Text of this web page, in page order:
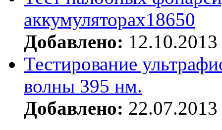
аккумуляторах18650
Добавлено: 12.10.2013
Тестирование
волны 395 нм.
Добавлено: 22.07.2013